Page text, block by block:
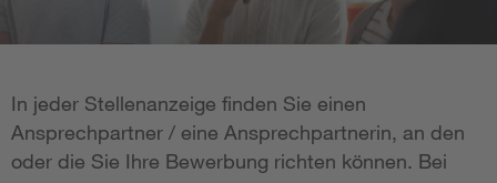
In jeder Stellenanzeige finden Sie einen
Ansprechpartner / eine Ansprechpartnerin, an den
oder die Sie Ihre Bewerbung richten können. Bei